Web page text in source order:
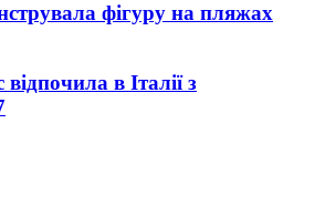
фігуру на пляжах
в Італії з